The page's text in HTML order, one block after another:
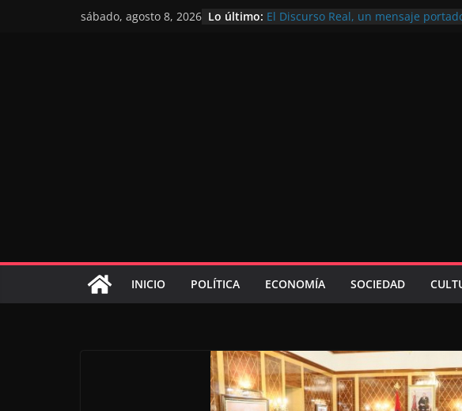
sábado, agosto 8, 2026 Lo último: El Discurso Real, un mensaje
Extranjero: al servicio de los
INICIO POLÍTICA ECONOMÍA SOCIEDAD